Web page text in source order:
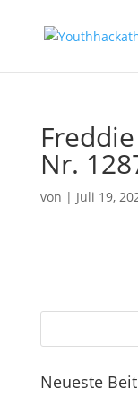
Nr.
von | Juli 19,
Neueste